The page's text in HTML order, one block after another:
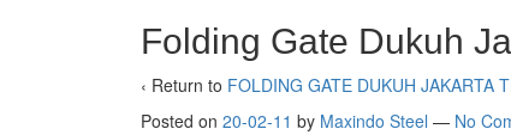
Folding Gate Dukuh
‹ Return to FOLDING GATE DUKUH JAKARTA
Posted on 20-02-11 by Maxindo Steel — No